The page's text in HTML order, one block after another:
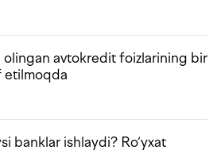
olingan avtokredit foizlarining bir
etilmoqda
banklar ishlaydi? Ro‘yxat